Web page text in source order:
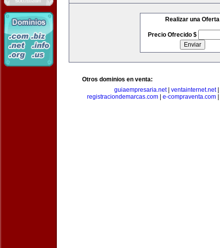
Realizar una Oferta
Precio Ofrecido $
Otros dominios en venta:
guiaempresaria.net| ventainternet.net|
registraciondemarcas.com| e-compraventa.com|